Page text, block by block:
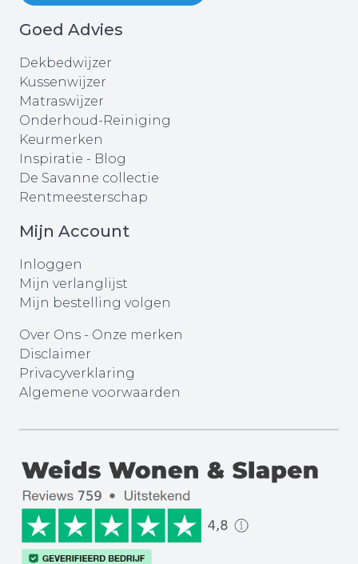
Goed Advies
Dekbedwijzer
Kussenwijzer
Matraswijzer
Onderhoud-Reiniging
Keurmerken
Inspiratie - Blog
De Savanne collectie
Rentmeesterschap
Mijn Account
Inloggen
Mijn verlanglijst
Mijn bestelling volgen
Over Ons - Onze merken
Disclaimer
Privacyverklaring
Algemene voorwaarden